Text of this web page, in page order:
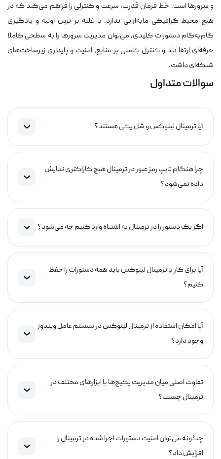
و سرورها است. خط فرمان قدرت، سرعت و کنترلی را فراهم می‌کند که در
هیچ محیط گرافیکی مابه‌ازایی ندارد. با غلبه بر ترس اولیه و یادگیری
گام‌به‌گام دستورات کلیدی، می‌توان مدیریت سرورها را به سطحی کاملا
حرفه‌ای ارتقا داد و کنترل کاملی بر منابع، امنیت و پایداری زیرساخت‌های
شبکه‌ای داشت.
سوالات متداول
آیا ترمینال لینوکس و شل یکی هستند؟
چرا هنگام تایپ رمز عبور در ترمینال هیچ کاراکتری نمایش
داده نمی‌شود؟
اگر یک دستور را در ترمینال به اشتباه وارد کنیم چه می‌شود؟
آیا برای کار با ترمینال لینوکس باید همه دستورات را حفظ
کنیم؟
آیا امکان استفاده از ترمینال لینوکس در سیستم عامل ویندوز
وجود دارد؟
تفاوت اصلی میان مدیریت پکیج‌ها با ابزارهای مختلف در
ترمینال چیست؟
چگونه می‌توان امنیت دستورات اجرا شده در ترمینال را
افزایش داد؟